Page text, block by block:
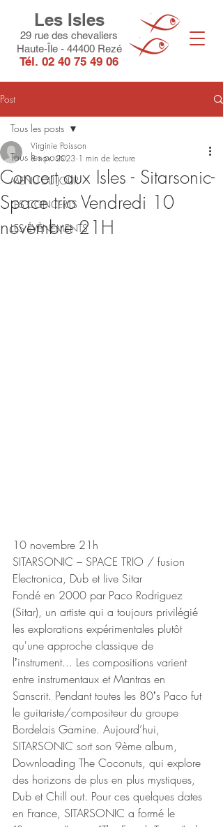
Les Isles
29 rue des chevaliers
Haute-Île - 44400 Rezé
Tél. 02 40 75 49 06
Post
Tous les posts
MENU DU JOUR
LES CONCERTS
LES ÉVÈNEMENTS
Tous les posts
Concert aux Isles - Sitarsonic-
Space trio Vendredi 10
novembre 21H
Virginie Poisson
8 nov. 2023 1 min de lecture
10 novembre 21h
SITARSONIC – SPACE TRIO / fusion
Electronica, Dub et live Sitar
Fondé en 2000 par Paco Rodriguez
(Sitar), un artiste qui a toujours privilégié
les explorations expérimentales plutôt
qu'une approche classique de
lʼinstrument... Les compositions varient
entre instrumentaux et Mantras en
Sanscrit. Pendant toutes les 80ʼs Paco fut
le guitariste/compositeur du groupe
Bordelais Gamine. Aujourd’hui,
SITARSONIC sort son 9ème album,
Downloading The Coconuts, qui explore
des horizons de plus en plus mystiques,
Dub et Chill out. Pour ces quelques dates
en France, SITARSONIC a formé le